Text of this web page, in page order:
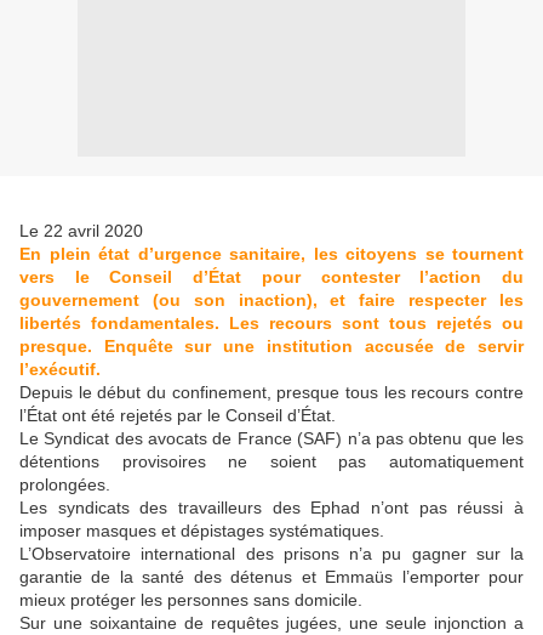
Le 22 avril 2020
En plein état d’urgence sanitaire, les citoyens se tournent
vers le Conseil d’État pour contester l’action du
gouvernement (ou son inaction), et faire respecter les
libertés fondamentales. Les recours sont tous rejetés ou
presque. Enquête sur une institution accusée de servir
l’exécutif.
Depuis le début du confinement, presque tous les recours contre
l’État ont été rejetés par le Conseil d’État.
Le Syndicat des avocats de France (SAF) n’a pas obtenu que les
détentions provisoires ne soient pas automatiquement
prolongées.
Les syndicats des travailleurs des Ephad n’ont pas réussi à
imposer masques et dépistages systématiques.
L’Observatoire international des prisons n’a pu gagner sur la
garantie de la santé des détenus et Emmaüs l’emporter pour
mieux protéger les personnes sans domicile.
Sur une soixantaine de requêtes jugées, une seule injonction a